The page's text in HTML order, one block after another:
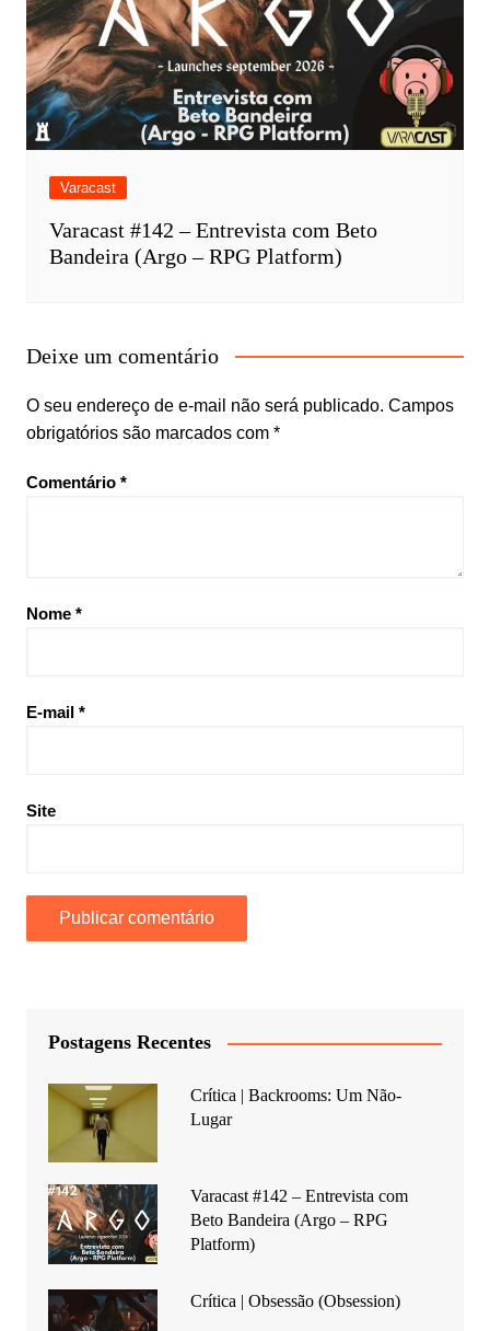
Varacast
Varacast #142 – Entrevista com Beto
Bandeira (Argo – RPG Platform)
Deixe um comentário
O seu endereço de e-mail não será publicado. Campos
obrigatórios são marcados com *
Comentário *
Nome *
E-mail *
Site
Postagens Recentes
Crítica | Backrooms: Um Não-
Lugar
Varacast #142 – Entrevista com
Beto Bandeira (Argo – RPG
Platform)
Crítica | Obsessão (Obsession)